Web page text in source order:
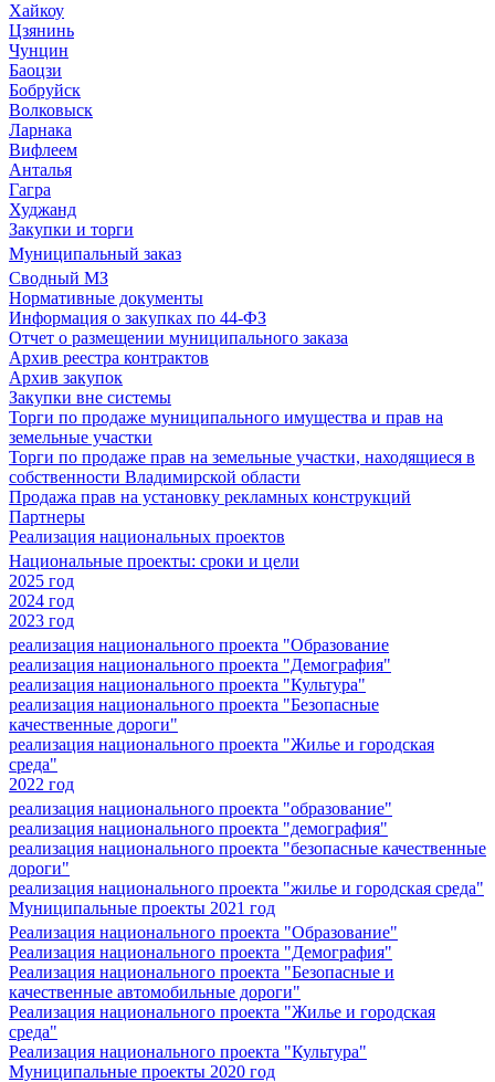
Хайкоу
Цзянинь
Чунцин
Баоцзи
Бобруйск
Волковыск
Ларнака
Вифлеем
Анталья
Гагра
Худжанд
Закупки и торги
Муниципальный заказ
Сводный МЗ
Нормативные документы
Информация о закупках по 44-ФЗ
Отчет о размещении муниципального заказа
Архив реестра контрактов
Архив закупок
Закупки вне системы
Торги по продаже муниципального имущества и прав на
земельные участки
Торги по продаже прав на земельные участки, находящиеся в
собственности Владимирской области
Продажа прав на установку рекламных конструкций
Партнеры
Реализация национальных проектов
Национальные проекты: сроки и цели
2025 год
2024 год
2023 год
реализация национального проекта "Образование
реализация национального проекта "Демография"
реализация национального проекта "Культура"
реализация национального проекта "Безопасные
качественные дороги"
реализация национального проекта "Жилье и городская
среда"
2022 год
реализация национального проекта "образование"
реализация национального проекта "демография"
реализация национального проекта "безопасные качественные
дороги"
реализация национального проекта "жилье и городская среда"
Муниципальные проекты 2021 год
Реализация национального проекта "Образование"
Реализация национального проекта "Демография"
Реализация национального проекта "Безопасные и
качественные автомобильные дороги"
Реализация национального проекта "Жилье и городская
среда"
Реализация национального проекта "Культура"
Муниципальные проекты 2020 год